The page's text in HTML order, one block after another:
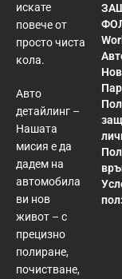
искате
повече от
просто чиста
кола.
Авто
детайлинг –
Нашата
мисия е да
дадем на
автомобила
ви нов
живот – с
прецизно
полиране,
почистване,